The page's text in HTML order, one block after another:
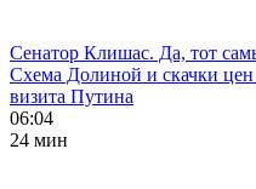
Сенатор Клишас. Да, тот
Схема Долиной и скачки цен
визита Путина
06:04
24 мин